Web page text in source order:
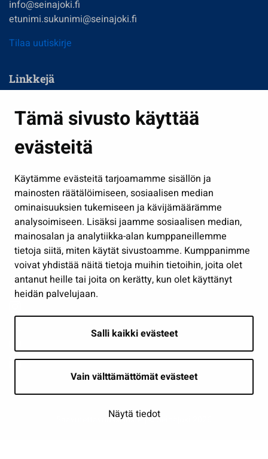
Tämä sivusto käyttää
evästeitä
Käytämme evästeitä tarjoamamme sisällön ja
mainosten räätälöimiseen, sosiaalisen median
ominaisuuksien tukemiseen ja kävijämäärämme
analysoimiseen. Lisäksi jaamme sosiaalisen median,
mainosalan ja analytiikka-alan kumppaneillemme
tietoja siitä, miten käytät sivustoamme. Kumppanimme
voivat yhdistää näitä tietoja muihin tietoihin, joita olet
antanut heille tai joita on kerätty, kun olet käyttänyt
heidän palvelujaan.
Salli kaikki evästeet
Vain välttämättömät evästeet
Näytä tiedot
info@seinajoki.fi
etunimi.sukunimi@seinajoki.fi
Tilaa uutiskirje
Linkkejä
Kasvatus ja opetus
Kulttuuri ja liikunta
Työ ja yrittäminen
Osallistu ja asioi
Näytä omat evästeasetukseni
Seuraa meitä
Saavutettavuusseloste | © Seinäjoki 2026